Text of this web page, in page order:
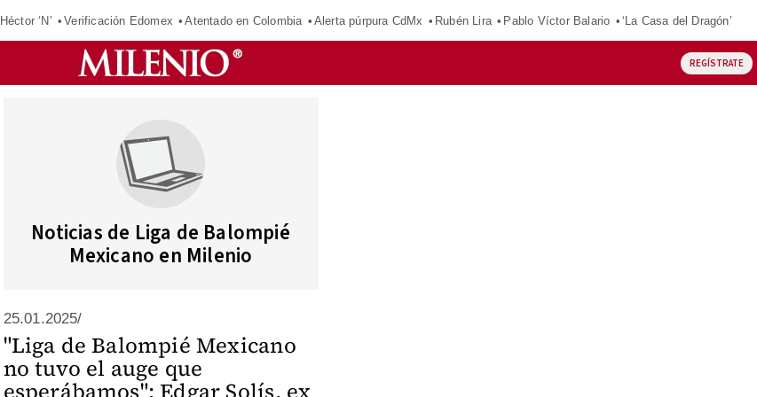
Héctor ‘N’ Verificación Edomex Atentado en Colombia Alerta púrpura CdMx Rubén Lira Pablo Víctor Balario ‘La Casa del Dragón’
REGÍSTRATE
Noticias de Liga de Balompié
Mexicano en Milenio
25.01.2025/
"Liga de Balompié Mexicano
no tuvo el auge que